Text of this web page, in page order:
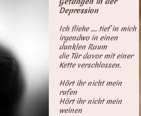
Depression
Ich fliehe .... tief in mich
irgendwo in einen
dunklen Raum
die Tür davor mit einer
Kette verschlossen.
Hört ihr nicht mein
rufen
Hört ihr nicht mein
weinen